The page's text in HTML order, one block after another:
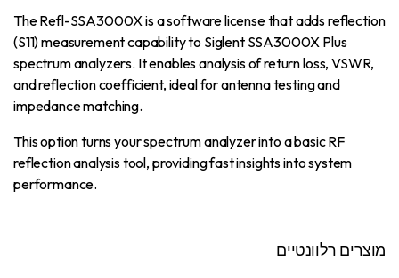
The Refl-SSA3000X is a software license that adds reflection
(S11) measurement capability to Siglent SSA3000X Plus
spectrum analyzers. It enables analysis of return loss, VSWR,
and reflection coefficient, ideal for antenna testing and
impedance matching.
This option turns your spectrum analyzer into a basic RF
reflection analysis tool, providing fast insights into system
performance.
מוצרים רלוונטיים